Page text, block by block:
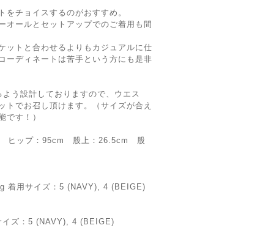
をチョイスするのがおすすめ。
オールとセットアップでのご着用も間
ットと合わせるよりもカジュアルに仕
ーディネートは苦手という方にも是非
う設計しておりますので、ウエス
トでお召し頂けます。（サイズが合え
です！）
ヒップ：95cm 股上：26.5cm 股
着用サイズ：5 (NAVY), 4 (BEIGE)
イズ：5 (NAVY), 4 (BEIGE)